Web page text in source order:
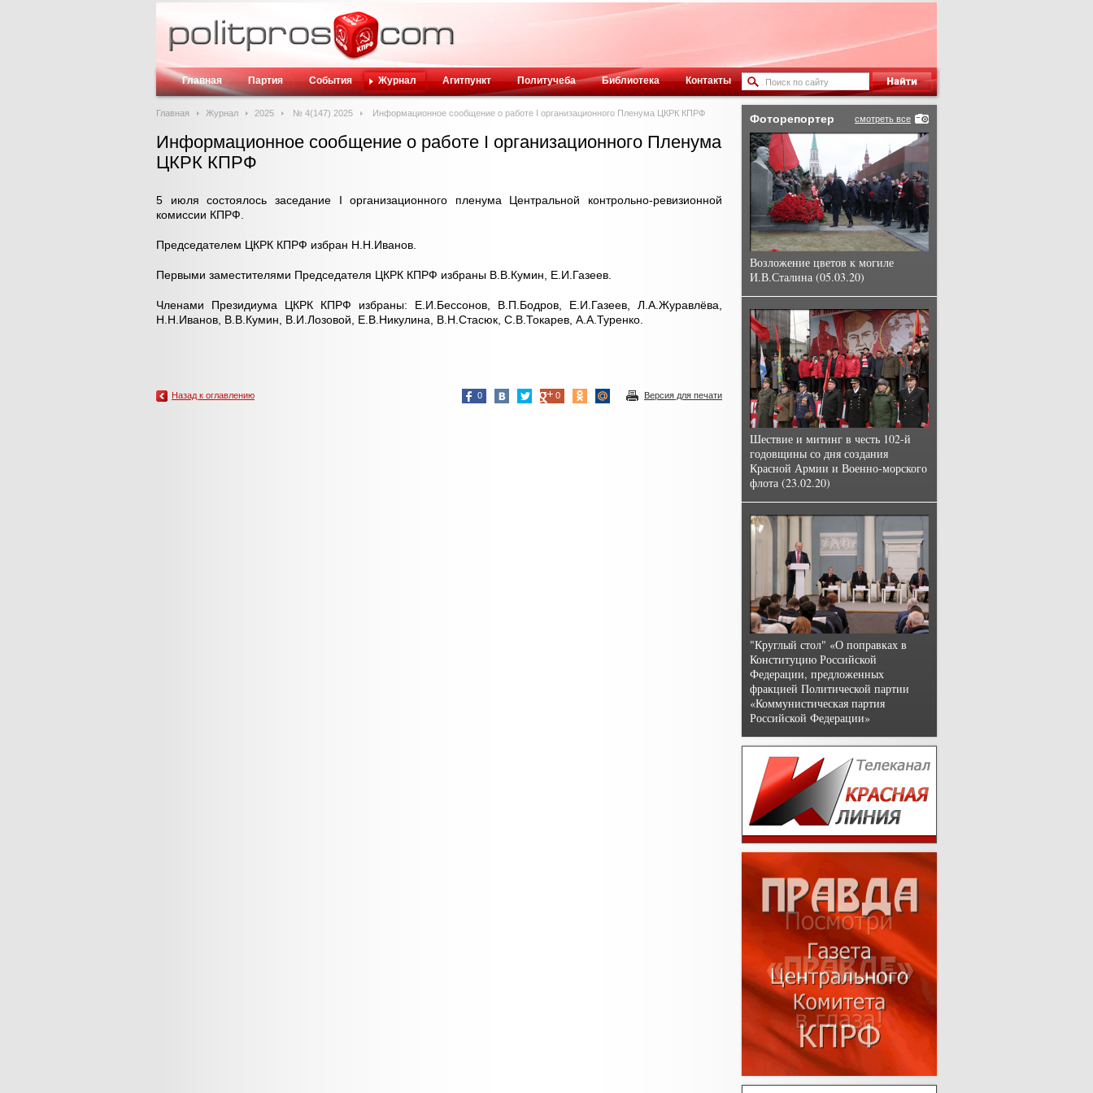
Главная Партия События Журнал Агитпункт Политучеба Библиотека Контакты
Главная Журнал 2025 № 4(147) 2025 Информационное сообщение о работе I организационного Пленума ЦКРК КПРФ
Информационное сообщение о работе I организационного Пленума
ЦКРК КПРФ
5 июля состоялось заседание I организационного пленума Центральной контрольно-ревизионной
комиссии КПРФ.
Председателем ЦКРК КПРФ избран Н.Н.Иванов.
Первыми заместителями Председателя ЦКРК КПРФ избраны В.В.Кумин, Е.И.Газеев.
Членами Президиума ЦКРК КПРФ избраны: Е.И.Бессонов, В.П.Бодров, Е.И.Газеев, Л.А.Журавлёва,
Н.Н.Иванов, В.В.Кумин, В.И.Лозовой, Е.В.Никулина, В.Н.Стасюк, С.В.Токарев, А.А.Туренко.
Версия для печати
0 0
Назад к оглавлению
смотреть все
Фоторепортер
Возложение цветов к могиле
И.В.Сталина (05.03.20)
Шествие и митинг в честь 102-й
годовщины со дня создания
Красной Армии и Военно-морского
флота (23.02.20)
"Круглый стол" «О поправках в
Конституцию Российской
Федерации, предложенных
фракцией Политической партии
«Коммунистическая партия
Российской Федерации»